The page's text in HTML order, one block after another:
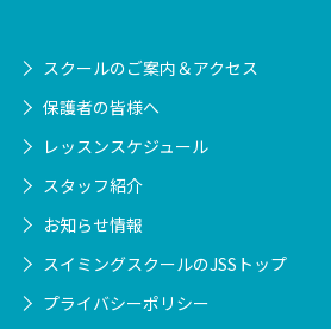
スクールのご案内＆アクセス
保護者の皆様へ
レッスンスケジュール
スタッフ紹介
お知らせ情報
スイミングスクールのJSSトップ
プライバシーポリシー